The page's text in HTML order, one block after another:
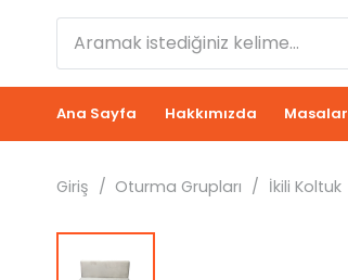
Ana Sayfa Hakkımızda Masalar
Giriş / Oturma Grupları / İkili Koltuk